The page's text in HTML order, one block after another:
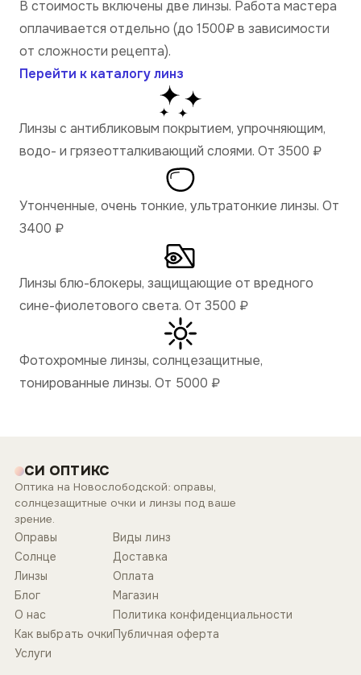
В стоимость включены две линзы. Работа мастера
оплачивается отдельно (до 1500₽ в зависимости
от сложности рецепта).
Перейти к каталогу линз
Линзы с антибликовым покрытием, упрочняющим,
водо- и грязеотталкивающий слоями. От 3500 ₽
Утонченные, очень тонкие, ультратонкие линзы. От
3400 ₽
Линзы блю-блокеры, защищающие от вредного
сине-фиолетового света. От 3500 ₽
Фотохромные линзы, солнцезащитные,
тонированные линзы. От 5000 ₽
СИ ОПТИКС
Оптика на Новослободской: оправы,
солнцезащитные очки и линзы под ваше
зрение.
Оправы
Солнце
Линзы
Блог
О нас
Как выбрать очки
Услуги
Виды линз
Доставка
Оплата
Магазин
Политика конфиденциальности
Публичная оферта